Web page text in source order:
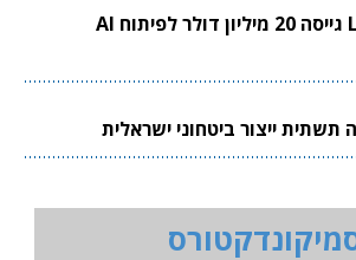
Limitless Labs גייסה 20 מיליון דולר לפיתוח AI